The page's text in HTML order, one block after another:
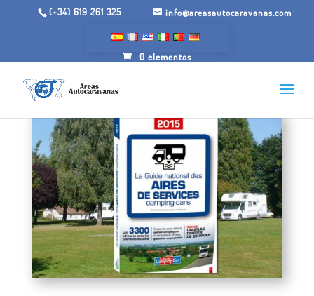
(+34) 619 261 325 info@areasautocaravanas.com
0 elementos